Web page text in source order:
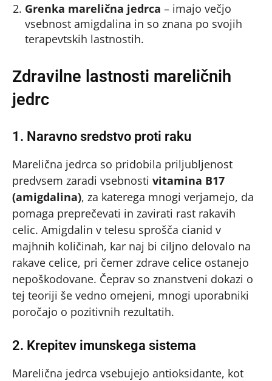
Grenka marelična jedrca – imajo večjo
vsebnost amigdalina in so znana po svojih
terapevtskih lastnostih.
Zdravilne lastnosti mareličnih
jedrc
1. Naravno sredstvo proti raku
Marelična jedrca so pridobila priljubljenost
predvsem zaradi vsebnosti vitamina B17
(amigdalina), za katerega mnogi verjamejo, da
pomaga preprečevati in zavirati rast rakavih
celic. Amigdalin v telesu sprošča cianid v
majhnih količinah, kar naj bi ciljno delovalo na
rakave celice, pri čemer zdrave celice ostanejo
nepoškodovane. Čeprav so znanstveni dokazi o
tej teoriji še vedno omejeni, mnogi uporabniki
poročajo o pozitivnih rezultatih.
2. Krepitev imunskega sistema
Marelična jedrca vsebujejo antioksidante, kot